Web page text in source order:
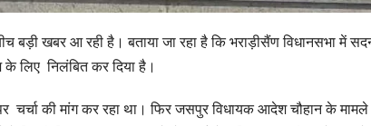
खबर आ रही है। बताया जा रहा है कि भराड़ीसैंण विधानसभा में
के लिए निलंबित कर दिया है।
पर चर्चा की मांग कर रहा था। फिर जसपुर विधायक आदेश चौहान के